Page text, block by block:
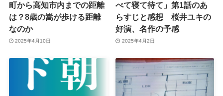
町から高知市内までの距離
は？8歳の嵩が歩ける距離
なのか
2025年4月10日
べて寝て待て」第1話のあ
らすじと感想 桜井ユキの
好演、名作の予感
2025年4月2日